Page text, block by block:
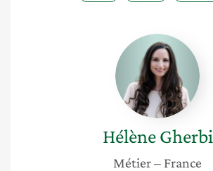
Hélène
Gherbi
Hélène Gherbi
Métier– France